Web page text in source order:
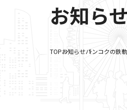
お知らせ
TOPお知らせバンコクの鉄